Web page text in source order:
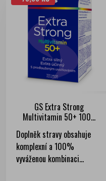
GS Extra Strong
Multivitamin 50+ 100...
Doplněk stravy obsahuje
komplexní a 100%
vyváženou kombinaci...